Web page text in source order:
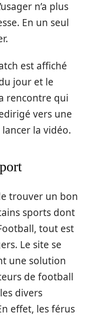
n’a plus
En un seul
est affiché
jour et le
rencontre qui
vers une
la vidéo.
trouver un bon
sports dont
tout est
Le site se
une solution
de football
divers
effet, les férus